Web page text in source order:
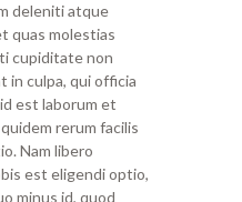
deleniti atque
quas molestias
cupiditate non
in culpa, qui officia
est laborum et
rerum facilis
Nam libero
est eligendi optio,
minus id, quod